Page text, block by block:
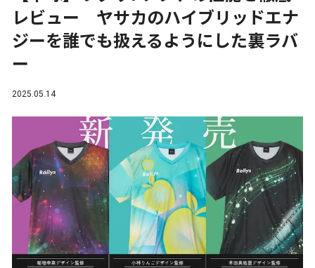
レビュー ヤサカのハイブリッドエナ
ジーを誰でも扱えるようにした裏ラバ
ー
2025.05.14